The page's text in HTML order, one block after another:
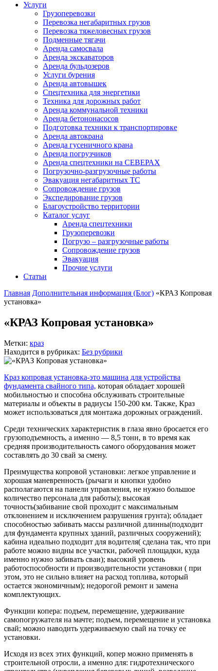
Услуги
Грузоперевозки
Перевозка негабаритных грузов
Перевозка тяжеловесных грузов
Подменные тягачи
Аренда самосвала
Аренда экскаваторов
Аренда бульдозеров
Услуги бурения
Аренда автовышек
Спецтехника для энергетики
Техника для дорожных работ
Аренда коммунальной техники
Аренда бетононасосов
Подготовка техники к транспортировке
Аренда автокрана
Аренда гусеничного крана
Аренда погрузчиков
Аренда спецтехники на СЕВЕРАХ
Погрузочно-разгрузочные работы
Эвакуация негабаритных ТС
Сопровождение грузов
Экспедирование грузов
Благоустройство территории
Каталог услуг
Аренда спецтехники
Грузоперевозки
Погрузо – разгрузочные работы
Сопровождение грузов
Эвакуация
Прочие услуги
Статьи
Главная Дополнительная информация (Блог) «КРАЗ Копровая
установка»
«КРАЗ Копровая установка»
Метки: краз
Находится в рубриках: Без рубрики
Краз копровая установка-это машина для устройства
фундамента свайного типа, которая обладает хорошей
мобильностью и способна обслуживать строительные
материалы и объекты в радиусы 150-200 км. Также, Краз
может использоваться для монтажа дорожных ограждений.
Среди технических характеристик в глаза явно бросается его
грузоподъемность, а именно — 8,5 тонн, в то время как
средняя производительность самого оборудования может
составлять до 30 свай за смену.
Преимущества копровой установки: легкое управление и
хорошая маневренность (рычаги и кнопки удобно
располагаются на панели управления, не нужно большое
количество персонала для работы); высокая
точность(забивание свой проходит с максимальным
отклонением и исключением разрушения грунта); обладает
способностью забивать массы различной длинны(подходит
для фундамента крупных зданий, различных сооружений);
кабина идеально подходит для водителя( сделана так, что при
работе можно видны все участки, рабочей площадки, куда
именно нужно забивать сваи); высокий уровень
работоспособности и производительности установки ( при
этом, это не сильно влияет на расход топлива, который
остается экономичным); недорогой ремонт и замена
комплектующих.
Функции копера: подъем, перемещение, удерживание
самопогружателя на мачте; подъем, перемещение и установка
свай; можно наводить удерживаемую свай на точку ее
установки.
Исходя из всех этих функций, копер можно применять в
строительной отросли, а именно для: гидротехнического